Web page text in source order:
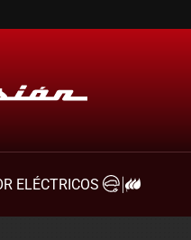
ELÉCTRICOS